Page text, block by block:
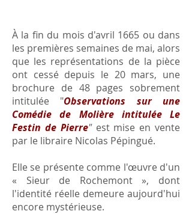
À la fin du mois d'avril 1665 ou dans
les premières semaines de mai, alors
que les représentations de la pièce
ont cessé depuis le 20 mars, une
brochure de 48 pages sobrement
intitulée "Observations sur une
Comédie de Molière intitulée Le
Festin de Pierre" est mise en vente
par le libraire Nicolas Pépingué.
Elle se présente comme l'œuvre d'un
« Sieur de Rochemont », dont
l'identité réelle demeure aujourd'hui
encore mystérieuse.